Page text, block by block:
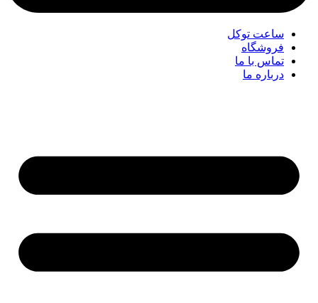
ساعت توکل
فروشگاه
تماس با ما
درباره ما